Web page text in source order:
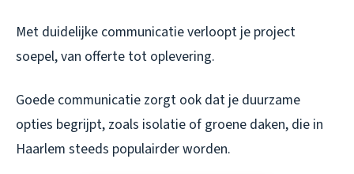
Met duidelijke communicatie verloopt je project
soepel, van offerte tot oplevering.
Goede communicatie zorgt ook dat je duurzame
opties begrijpt, zoals isolatie of groene daken, die in
Haarlem steeds populairder worden.